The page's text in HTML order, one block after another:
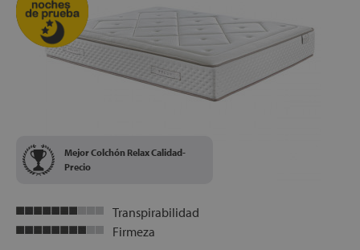
Mejor Colchón Relax Calidad-
Precio
Transpirabilidad
Firmeza